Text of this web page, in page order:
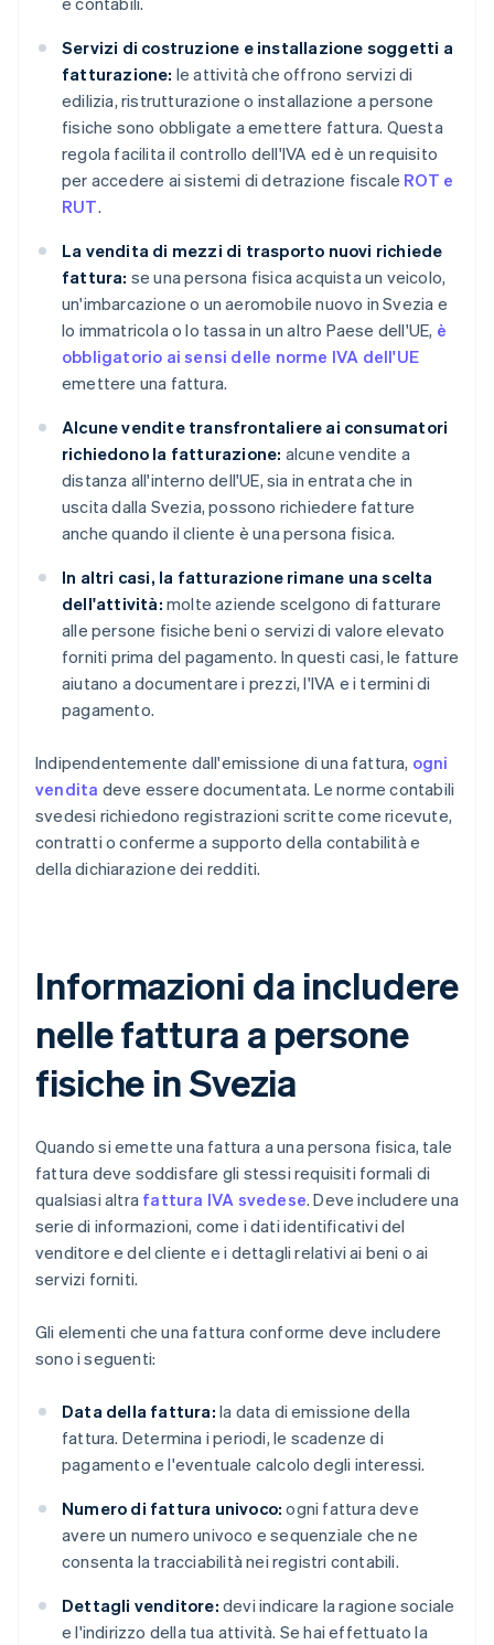
Servizi di costruzione e installazione soggetti a
fatturazione: le attività che offrono servizi di
edilizia, ristrutturazione o installazione a persone
fisiche sono obbligate a emettere fattura. Questa
regola facilita il controllo dell'IVA ed è un requisito
per accedere ai sistemi di detrazione fiscale ROT e
RUT.
La vendita di mezzi di trasporto nuovi richiede
fattura: se una persona fisica acquista un veicolo,
un'imbarcazione o un aeromobile nuovo in Svezia e
lo immatricola o lo tassa in un altro Paese dell'UE, è
obbligatorio ai sensi delle norme IVA dell'UE
emettere una fattura.
Alcune vendite transfrontaliere ai consumatori
richiedono la fatturazione: alcune vendite a
distanza all'interno dell'UE, sia in entrata che in
uscita dalla Svezia, possono richiedere fatture
anche quando il cliente è una persona fisica.
In altri casi, la fatturazione rimane una scelta
dell'attività: molte aziende scelgono di fatturare
alle persone fisiche beni o servizi di valore elevato
forniti prima del pagamento. In questi casi, le fatture
aiutano a documentare i prezzi, l'IVA e i termini di
pagamento.
Indipendentemente dall'emissione di una fattura, ogni
vendita deve essere documentata. Le norme contabili
svedesi richiedono registrazioni scritte come ricevute,
contratti o conferme a supporto della contabilità e
della dichiarazione dei redditi.
Informazioni da includere
nelle fattura a persone
fisiche in Svezia
Quando si emette una fattura a una persona fisica, tale
fattura deve soddisfare gli stessi requisiti formali di
qualsiasi altra fattura IVA svedese. Deve includere una
serie di informazioni, come i dati identificativi del
venditore e del cliente e i dettagli relativi ai beni o ai
servizi forniti.
Gli elementi che una fattura conforme deve includere
sono i seguenti:
Data della fattura: la data di emissione della
fattura. Determina i periodi, le scadenze di
pagamento e l'eventuale calcolo degli interessi.
Numero di fattura univoco: ogni fattura deve
avere un numero univoco e sequenziale che ne
consenta la tracciabilità nei registri contabili.
Dettagli venditore: devi indicare la ragione sociale
e l'indirizzo della tua attività. Se hai effettuato la